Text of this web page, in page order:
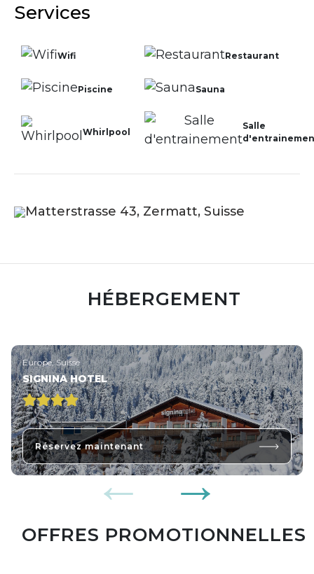
Services
Wifi Restaurant
Piscine Sauna
Whirlpool
Salle
Matterstrasse 43, Zermatt, Suisse
HÉBERGEMENT
Europe, Suisse
SIGNINA HOTEL
Réservez maintenant
OFFRES PROMOTIONNELLES